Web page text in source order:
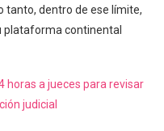
tanto, dentro de ese límite,
plataforma continental
horas a jueces para revisar
judicial